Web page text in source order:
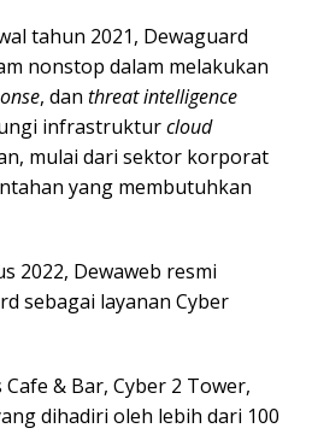
tahun 2021, Dewaguard
nonstop dalam melakukan
, dan threat intelligence
infrastrukturcloud
mulai dari sektor korporat
yang membutuhkan
2022, Dewaweb resmi
sebagai layanan Cyber
& Bar, Cyber 2 Tower,
dihadiri oleh lebih dari 100